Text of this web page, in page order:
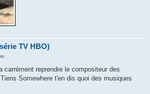
TV HBO)
carrément reprendre le compositeur des
. Tiens Somewhere t'en dis quoi des musiques